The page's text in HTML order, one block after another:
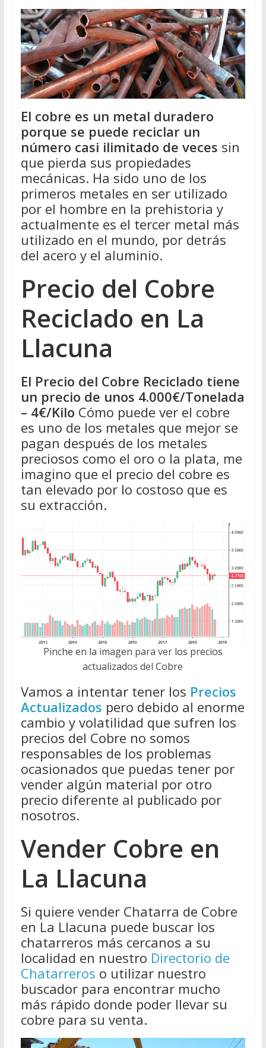
El cobre es un metal duradero
porque se puede reciclar un
número casi ilimitado de veces sin
que pierda sus propiedades
mecánicas. Ha sido uno de los
primeros metales en ser utilizado
por el hombre en la prehistoria y
actualmente es el tercer metal más
utilizado en el mundo, por detrás
del acero y el aluminio.
Precio del Cobre
Reciclado en La
Llacuna
El Precio del Cobre Reciclado tiene
un precio de unos 4.000€/Tonelada
– 4€/Kilo Cómo puede ver el cobre
es uno de los metales que mejor se
pagan después de los metales
preciosos como el oro o la plata, me
imagino que el precio del cobre es
tan elevado por lo costoso que es
su extracción.
Pinche en la imagen para ver los precios
actualizados del Cobre
Vamos a intentar tener los Precios
Actualizados pero debido al enorme
cambio y volatilidad que sufren los
precios del Cobre no somos
responsables de los problemas
ocasionados que puedas tener por
vender algún material por otro
precio diferente al publicado por
nosotros.
Vender Cobre en
La Llacuna
Si quiere vender Chatarra de Cobre
en La Llacuna puede buscar los
chatarreros más cercanos a su
localidad en nuestro Directorio de
Chatarreros o utilizar nuestro
buscador para encontrar mucho
más rápido donde poder llevar su
cobre para su venta.